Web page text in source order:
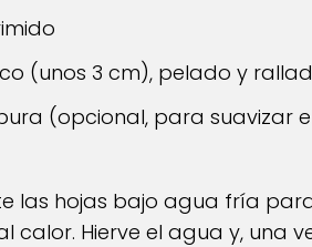
(unos 3 cm), pelado y
(opcional, para suavizar
las hojas bajo agua fría
calor. Hierve el agua y, una